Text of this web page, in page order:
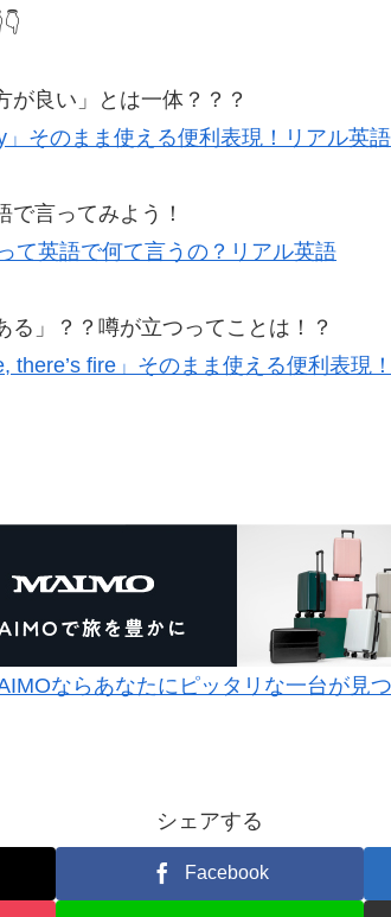
が良い」とは一体？？？
」そのまま使える便利表現！リアル英語
で言ってみよう！
て英語で何て言うの？リアル英語
る」？？噂が立つってことは！？
there’s fire」そのまま使える便利表現
ならあなたにピッタリな一台が見
シェアする
Facebook